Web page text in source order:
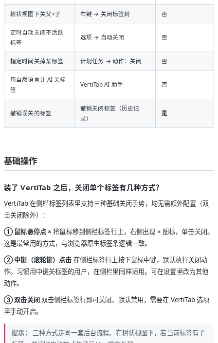
树状视图下关父+子 右键 → 关闭标签树 否
定时自动关闭不活跃
标签
选项 → 自动关闭 否
指定时间关掉某标签 计划任务 → 动作：关闭 否
用自然语言让 AI 关标
签
VertiTab AI 助手 否
撤销误关的标签
撤销关闭标签（历史记
录）
是
基础操作
装了 VertiTab 之后，关闭单个标签有几种方式？
VertiTab 在侧栏标签列表里支持三种基础关闭手势，均无需额外配置（双
击关闭除外）：
① 鼠标悬停点 × 将鼠标移到侧栏标签行上，右侧出现 × 图标，单击关闭。
这是最常用的方式，与浏览器原生标签条逻辑一致。
② 中键（滚轮键）点击 在侧栏标签行上按下鼠标中键，默认执行关闭动
作。习惯用中键关标签的用户，在侧栏里同样适用。可在设置里改为其他
动作。
③ 双击关闭双击侧栏标签行即可关闭。默认禁用，需要在 VertiTab 选项
里手动开启。
提示：
三种方式走同一套后台流程。在树状视图下，若当前标签有子